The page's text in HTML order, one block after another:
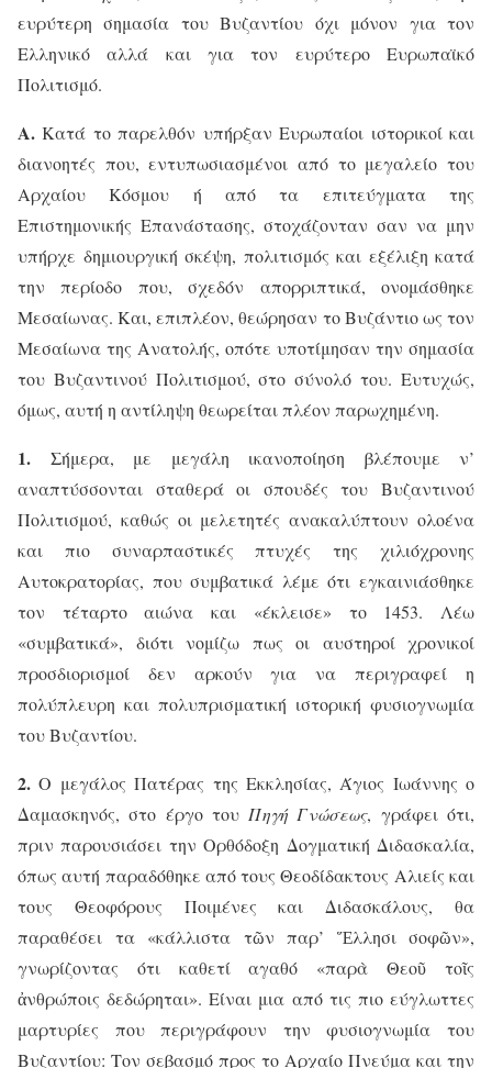
ευρύτερη σημασία του Βυζαντίου όχι μόνον για τον
Ελληνικό αλλά και για τον ευρύτερο Ευρωπαϊκό
Πολιτισμό.
Α. Κατά το παρελθόν υπήρξαν Ευρωπαίοι ιστορικοί και
διανοητές που, εντυπωσιασμένοι από το μεγαλείο του
Αρχαίου Κόσμου ή από τα επιτεύγματα της
Επιστημονικής Επανάστασης, στοχάζονταν σαν να μην
υπήρχε δημιουργική σκέψη, πολιτισμός και εξέλιξη κατά
την περίοδο που, σχεδόν απορριπτικά, ονομάσθηκε
Μεσαίωνας. Και, επιπλέον, θεώρησαν το Βυζάντιο ως τον
Μεσαίωνα της Ανατολής, οπότε υποτίμησαν την σημασία
του Βυζαντινού Πολιτισμού, στο σύνολό του. Ευτυχώς,
όμως, αυτή η αντίληψη θεωρείται πλέον παρωχημένη.
1. Σήμερα, με μεγάλη ικανοποίηση βλέπουμε ν’
αναπτύσσονται σταθερά οι σπουδές του Βυζαντινού
Πολιτισμού, καθώς οι μελετητές ανακαλύπτουν ολοένα
και πιο συναρπαστικές πτυχές της χιλιόχρονης
Αυτοκρατορίας, που συμβατικά λέμε ότι εγκαινιάσθηκε
τον τέταρτο αιώνα και «έκλεισε» το 1453. Λέω
«συμβατικά», διότι νομίζω πως οι αυστηροί χρονικοί
προσδιορισμοί δεν αρκούν για να περιγραφεί η
πολύπλευρη και πολυπρισματική ιστορική φυσιογνωμία
του Βυζαντίου.
2. Ο μεγάλος Πατέρας της Εκκλησίας, Άγιος Ιωάννης ο
Δαμασκηνός, στο έργο του Πηγή Γνώσεως, γράφει ότι,
πριν παρουσιάσει την Ορθόδοξη Δογματική Διδασκαλία,
όπως αυτή παραδόθηκε από τους Θεοδίδακτους Αλιείς και
τους Θεοφόρους Ποιμένες και Διδασκάλους, θα
παραθέσει τα «κάλλιστα τῶν παρ’ Ἕλλησι σοφῶν»,
γνωρίζοντας ότι καθετί αγαθό «παρὰ Θεοῦ τοῖς
ἀνθρώποις δεδώρηται». Είναι μια από τις πιο εύγλωττες
μαρτυρίες που περιγράφουν την φυσιογνωμία του
Βυζαντίου: Τον σεβασμό προς το Αρχαίο Πνεύμα και την